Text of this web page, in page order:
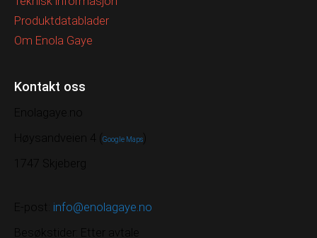
Produktdatablader
Om Enola Gaye
Kontakt oss
Enolagaye.no
Høysandveien 4 (
Google Maps
1747 Skjeberg
E-post: info@enolagaye.no
Besøkstider: Etter avtale